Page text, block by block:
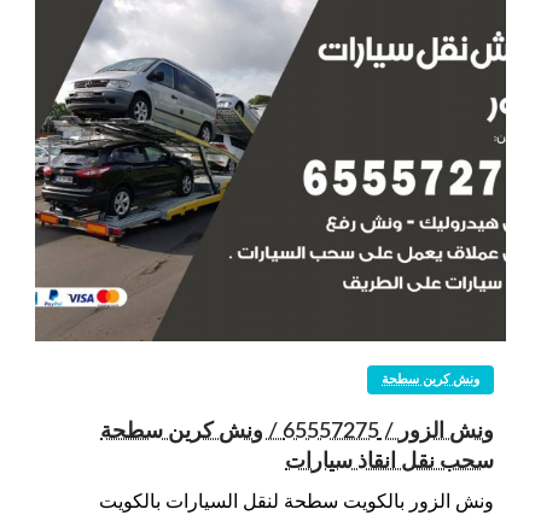
ونش كرين سطحة
ونش الزور / 65557275 / ونش كرين سطحة
سحب نقل انقاذ سيارات
ونش الزور بالكويت سطحة لنقل السيارات بالكويت